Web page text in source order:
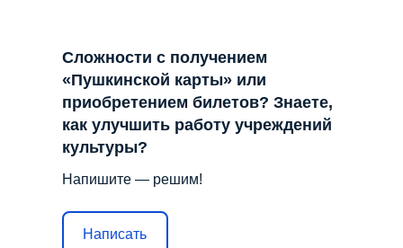
Сложности с получением
«Пушкинской карты» или
приобретением билетов? Знаете,
как улучшить работу учреждений
культуры?
Напишите — решим!
Написать